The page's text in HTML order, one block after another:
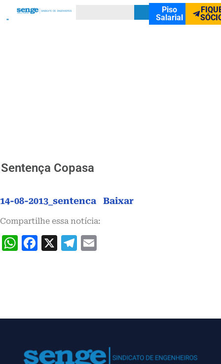
Piso
Salarial
Sentença Copasa
14-08-2013_sentenca Baixar
Compartilhe essa notícia:
WhatsApp
Facebook
X Telegram